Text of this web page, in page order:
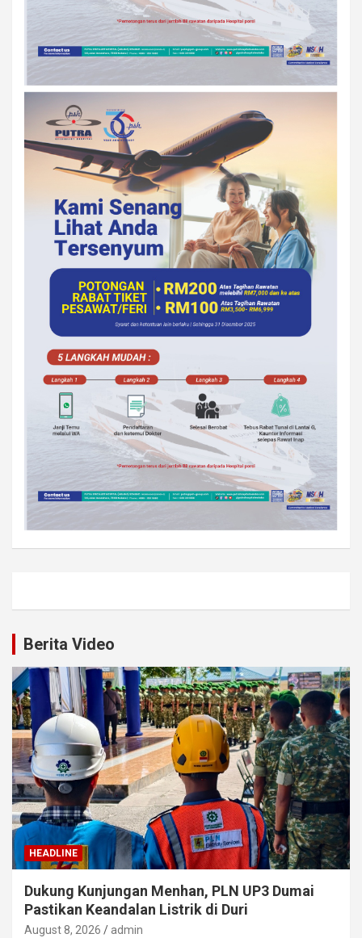
Berita Video
HEADLINE
Dukung Kunjungan Menhan, PLN UP3 Dumai
Pastikan Keandalan Listrik di Duri
August 8, 2026 admin